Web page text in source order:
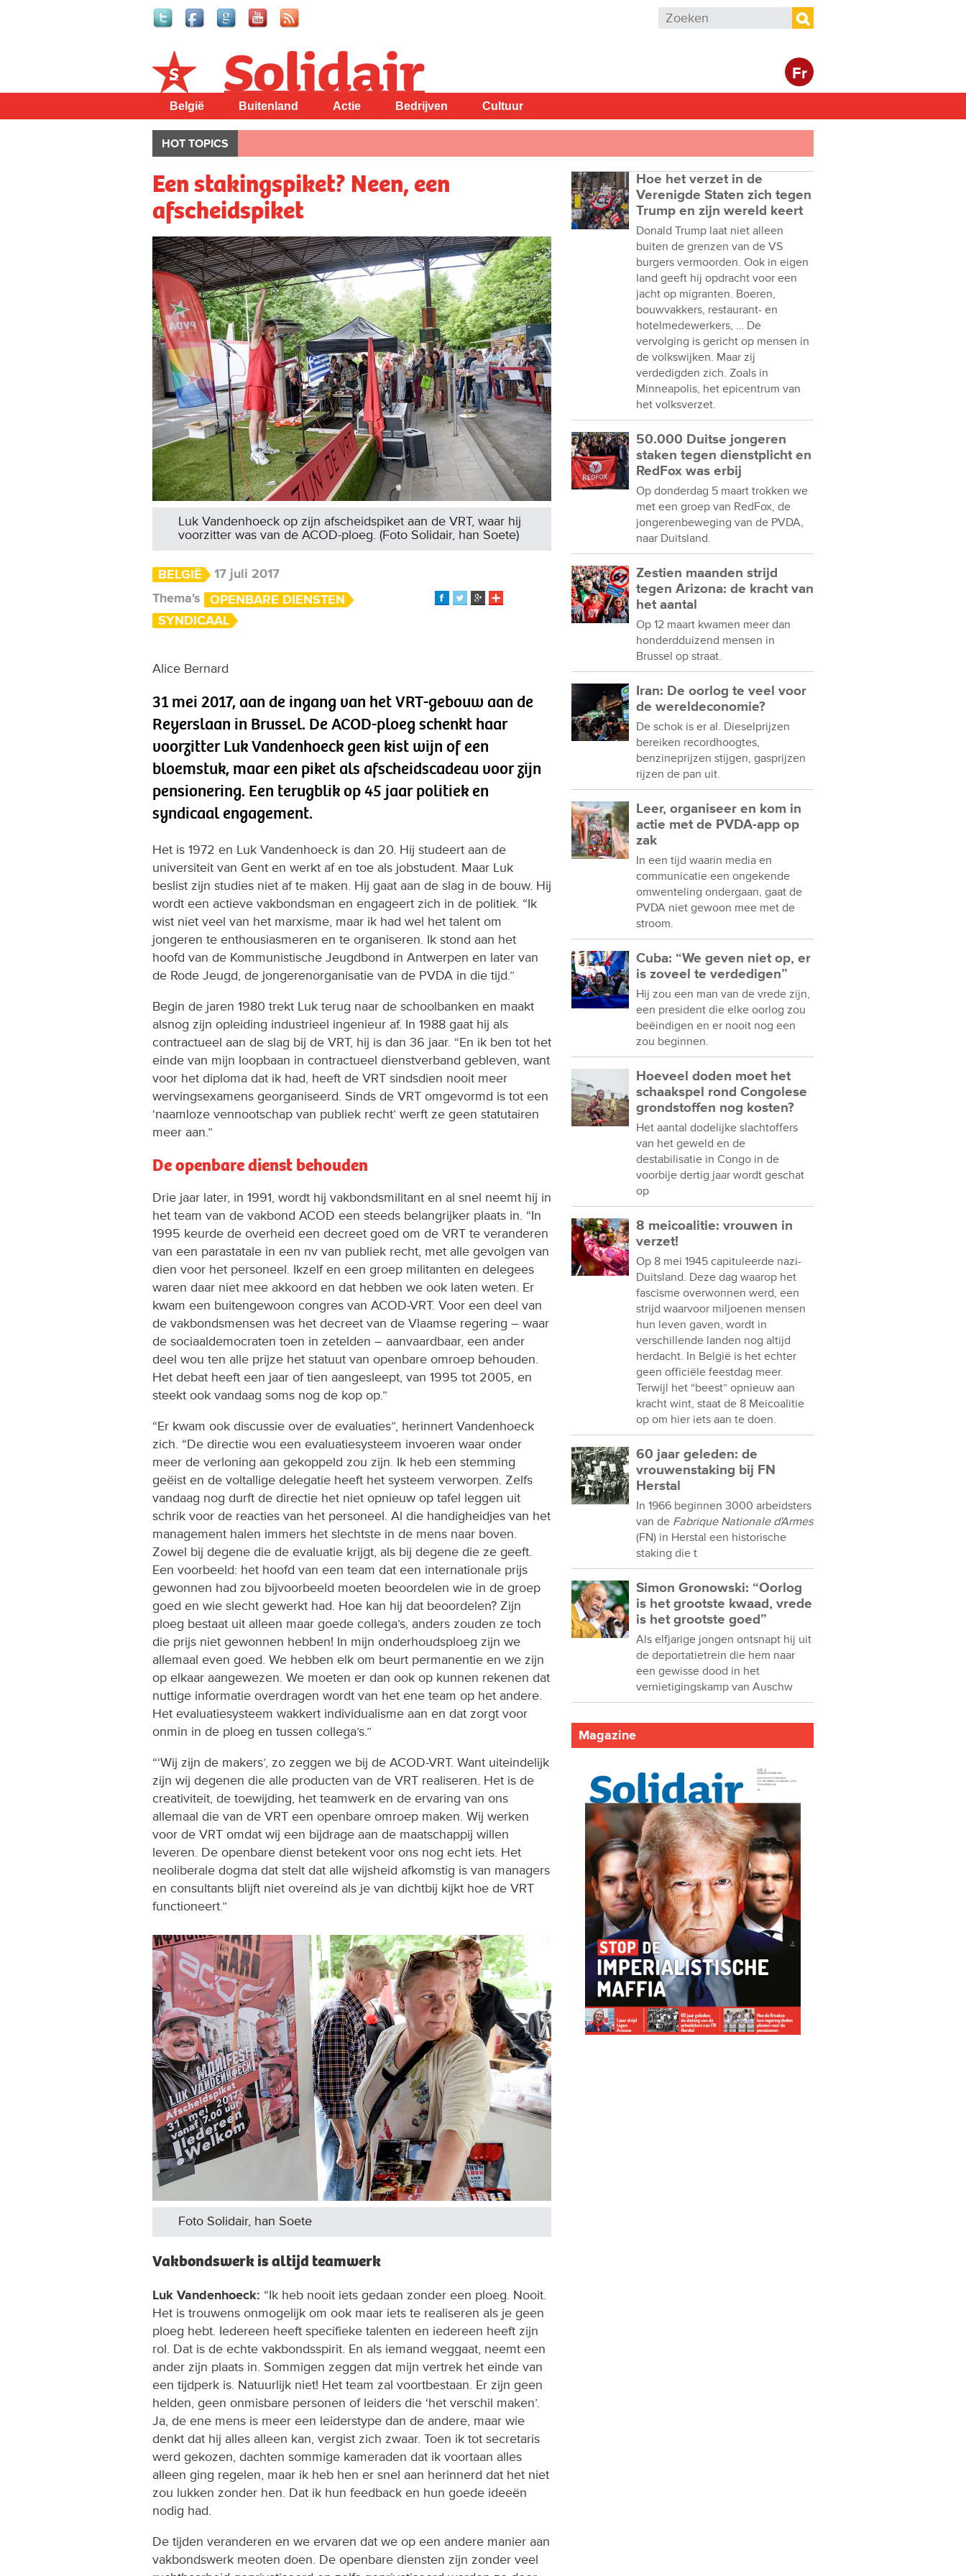
Zoekveld
Zoeken
Fr
Solidair
België Buitenland Actie Bedrijven Cultuur
HOT TOPICS
Een stakingspiket? Neen, een
afscheidspiket
Luk Vandenhoeck op zijn afscheidspiket aan de VRT, waar hij
voorzitter was van de ACOD-ploeg. (Foto Solidair, han Soete)
BELGIË
17 juli 2017
Thema's
OPENBARE DIENSTEN
SYNDICAAL
Alice Bernard
31 mei 2017, aan de ingang van het VRT-gebouw aan de
Reyerslaan in Brussel. De ACOD-ploeg schenkt haar
voorzitter Luk Vandenhoeck geen kist wijn of een
bloemstuk, maar een piket als afscheidscadeau voor zijn
pensionering. Een terugblik op 45 jaar politiek en
syndicaal engagement.
Het is 1972 en Luk Vandenhoeck is dan 20. Hij studeert aan de
universiteit van Gent en werkt af en toe als jobstudent. Maar Luk
beslist zijn studies niet af te maken. Hij gaat aan de slag in de bouw. Hij
wordt een actieve vakbondsman en engageert zich in de politiek. “Ik
wist niet veel van het marxisme, maar ik had wel het talent om
jongeren te enthousiasmeren en te organiseren. Ik stond aan het
hoofd van de Kommunistische Jeugdbond in Antwerpen en later van
de Rode Jeugd, de jongerenorganisatie van de PVDA in die tijd.”
Begin de jaren 1980 trekt Luk terug naar de schoolbanken en maakt
alsnog zijn opleiding industrieel ingenieur af. In 1988 gaat hij als
contractueel aan de slag bij de VRT, hij is dan 36 jaar. “En ik ben tot het
einde van mijn loopbaan in contractueel dienstverband gebleven, want
voor het diploma dat ik had, heeft de VRT sindsdien nooit meer
wervingsexamens georganiseerd. Sinds de VRT omgevormd is tot een
‘naamloze vennootschap van publiek recht’ werft ze geen statutairen
meer aan.”
De openbare dienst behouden
Drie jaar later, in 1991, wordt hij vakbondsmilitant en al snel neemt hij in
het team van de vakbond ACOD een steeds belangrijker plaats in. “In
1995 keurde de overheid een decreet goed om de VRT te veranderen
van een parastatale in een nv van publiek recht, met alle gevolgen van
dien voor het personeel. Ikzelf en een groep militanten en delegees
waren daar niet mee akkoord en dat hebben we ook laten weten. Er
kwam een buitengewoon congres van ACOD-VRT. Voor een deel van
de vakbondsmensen was het decreet van de Vlaamse regering – waar
de sociaaldemocraten toen in zetelden – aanvaardbaar, een ander
deel wou ten alle prijze het statuut van openbare omroep behouden.
Het debat heeft een jaar of tien aangesleept, van 1995 tot 2005, en
steekt ook vandaag soms nog de kop op.”
“Er kwam ook discussie over de evaluaties”, herinnert Vandenhoeck
zich. “De directie wou een evaluatiesysteem invoeren waar onder
meer de verloning aan gekoppeld zou zijn. Ik heb een stemming
geëist en de voltallige delegatie heeft het systeem verworpen. Zelfs
vandaag nog durft de directie het niet opnieuw op tafel leggen uit
schrik voor de reacties van het personeel. Al die handigheidjes van het
management halen immers het slechtste in de mens naar boven.
Zowel bij degene die de evaluatie krijgt, als bij degene die ze geeft.
Een voorbeeld: het hoofd van een team dat een internationale prijs
gewonnen had zou bijvoorbeeld moeten beoordelen wie in de groep
goed en wie slecht gewerkt had. Hoe kan hij dat beoordelen? Zijn
ploeg bestaat uit alleen maar goede collega’s, anders zouden ze toch
die prijs niet gewonnen hebben! In mijn onderhoudsploeg zijn we
allemaal even goed. We hebben elk om beurt permanentie en we zijn
op elkaar aangewezen. We moeten er dan ook op kunnen rekenen dat
nuttige informatie overdragen wordt van het ene team op het andere.
Het evaluatiesysteem wakkert individualisme aan en dat zorgt voor
onmin in de ploeg en tussen collega’s.”
“‘Wij zijn de makers’, zo zeggen we bij de ACOD-VRT. Want uiteindelijk
zijn wij degenen die alle producten van de VRT realiseren. Het is de
creativiteit, de toewijding, het teamwerk en de ervaring van ons
allemaal die van de VRT een openbare omroep maken. Wij werken
voor de VRT omdat wij een bijdrage aan de maatschappij willen
leveren. De openbare dienst betekent voor ons nog echt iets. Het
neoliberale dogma dat stelt dat alle wijsheid afkomstig is van managers
en consultants blijft niet overeind als je van dichtbij kijkt hoe de VRT
functioneert.”
Foto Solidair, han Soete
Vakbondswerk is altijd teamwerk
Luk Vandenhoeck: “Ik heb nooit iets gedaan zonder een ploeg. Nooit.
Het is trouwens onmogelijk om ook maar iets te realiseren als je geen
ploeg hebt. Iedereen heeft specifieke talenten en iedereen heeft zijn
rol. Dat is de echte vakbondsspirit. En als iemand weggaat, neemt een
ander zijn plaats in. Sommigen zeggen dat mijn vertrek het einde van
een tijdperk is. Natuurlijk niet! Het team zal voortbestaan. Er zijn geen
helden, geen onmisbare personen of leiders die ‘het verschil maken’.
Ja, de ene mens is meer een leiderstype dan de andere, maar wie
denkt dat hij alles alleen kan, vergist zich zwaar. Toen ik tot secretaris
werd gekozen, dachten sommige kameraden dat ik voortaan alles
alleen ging regelen, maar ik heb hen er snel aan herinnerd dat het niet
zou lukken zonder hen. Dat ik hun feedback en hun goede ideeën
nodig had.
De tijden veranderen en we ervaren dat we op een andere manier aan
vakbondswerk meoten doen. De openbare diensten zijn zonder veel
Hoe het verzet in de
Verenigde Staten zich tegen
Trump en zijn wereld keert
Donald Trump laat niet alleen
buiten de grenzen van de VS
burgers vermoorden. Ook in eigen
land geeft hij opdracht voor een
jacht op migranten. Boeren,
bouwvakkers, restaurant- en
hotelmedewerkers, … De
vervolging is gericht op mensen in
de volkswijken. Maar zij
verdedigden zich. Zoals in
Minneapolis, het epicentrum van
het volksverzet.
50.000 Duitse jongeren
staken tegen dienstplicht en
RedFox was erbij
Op donderdag 5 maart trokken we
met een groep van RedFox, de
jongerenbeweging van de PVDA,
naar Duitsland.
Zestien maanden strijd
tegen Arizona: de kracht van
het aantal
Op 12 maart kwamen meer dan
honderdduizend mensen in
Brussel op straat.
Iran: De oorlog te veel voor
de wereldeconomie?
De schok is er al. Dieselprijzen
bereiken recordhoogtes,
benzineprijzen stijgen, gasprijzen
rijzen de pan uit.
Leer, organiseer en kom in
actie met de PVDA-app op
zak
In een tijd waarin media en
communicatie een ongekende
omwenteling ondergaan, gaat de
PVDA niet gewoon mee met de
stroom.
Cuba: “We geven niet op, er
is zoveel te verdedigen”
Hij zou een man van de vrede zijn,
een president die elke oorlog zou
beëindigen en er nooit nog een
zou beginnen.
Hoeveel doden moet het
schaakspel rond Congolese
grondstoffen nog kosten?
Het aantal dodelijke slachtoffers
van het geweld en de
destabilisatie in Congo in de
voorbije dertig jaar wordt geschat
op
8 meicoalitie: vrouwen in
verzet!
Op 8 mei 1945 capituleerde nazi-
Duitsland. Deze dag waarop het
fascisme overwonnen werd, een
strijd waarvoor miljoenen mensen
hun leven gaven, wordt in
verschillende landen nog altijd
herdacht. In België is het echter
geen officiële feestdag meer.
Terwijl het “beest” opnieuw aan
kracht wint, staat de 8 Meicoalitie
op om hier iets aan te doen.
60 jaar geleden: de
vrouwenstaking bij FN
Herstal
In 1966 beginnen 3000 arbeidsters
van de Fabrique Nationale d'Armes
(FN) in Herstal een historische
staking die t
Simon Gronowski: “Oorlog
is het grootste kwaad, vrede
is het grootste goed”
Als elfjarige jongen ontsnapt hij uit
de deportatietrein die hem naar
een gewisse dood in het
vernietigingskamp van Auschw
Magazine